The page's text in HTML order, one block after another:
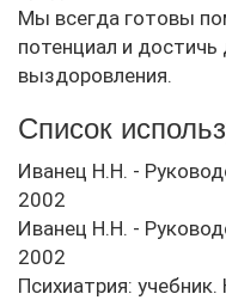
Мы всегда готовы
потенциал и достичь
выздоровления.
Список
Иванец Н.Н. -
2002
Иванец Н.Н. -
2002
Психиатрия: